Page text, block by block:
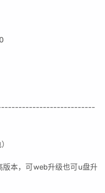
-------
本，可web升级也可u盘升